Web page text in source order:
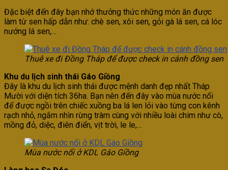
Đặc biệt đến đây bạn nhớ thưởng thức những món ăn được
làm từ sen hấp dẫn như: chè sen, xôi sen, gỏi gà lá sen, cá lóc
nướng lá sen,…
Thuê xe đi Đồng Tháp để được check in cánh đồng sen
Khu du lịch sinh thái Gáo Giồng
Đây là khu du lịch sinh thái được mệnh danh đẹp nhất Tháp
Mười với diện tích 36ha. Bạn nên đến đây vào mùa nước nổi
để được ngồi trên chiếc xuồng ba lá len lỏi vào từng con kênh
rạch nhỏ, ngắm nhìn rừng tràm cùng với nhiều loài chim như cò,
mồng đỏ, diệc, điên điển, vịt trời, le le,…
Mùa nước nổi ở KDL Gáo Giồng